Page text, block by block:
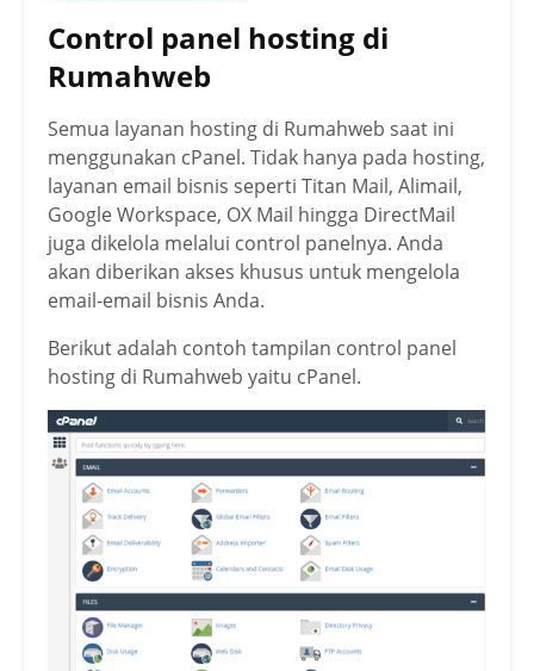
Control panel hosting di
Rumahweb
Semua layanan hosting di Rumahweb saat ini
menggunakan cPanel. Tidak hanya pada hosting,
layanan email bisnis seperti Titan Mail, Alimail,
Google Workspace, OX Mail hingga DirectMail
juga dikelola melalui control panelnya. Anda
akan diberikan akses khusus untuk mengelola
email-email bisnis Anda.
Berikut adalah contoh tampilan control panel
hosting di Rumahweb yaitu cPanel.